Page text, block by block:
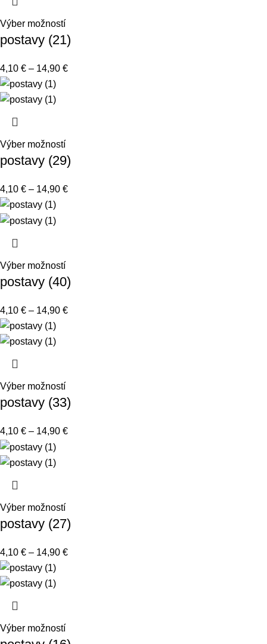
Výber možností
postavy (21)
4,10 € – 14,90 €
Výber možností
postavy (29)
4,10 € – 14,90 €
Výber možností
postavy (40)
4,10 € – 14,90 €
Výber možností
postavy (33)
4,10 € – 14,90 €
Výber možností
postavy (27)
4,10 € – 14,90 €
Výber možností